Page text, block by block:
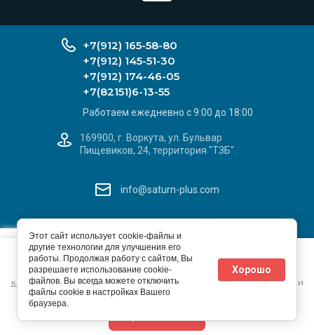
© 2026 ИП Ивашев С. Л.
Политика конфиденциальности
+7(912) 165-58-80
+7(912) 145-51-30
+7(912) 174-46-05
+7(82151)6-13-55
Работаем ежедневно с 9:00 до 18:00
169900, г. Воркута, ул. Бульвар
Пищевиков, 24, территория "ТЗБ".
info@saturn-plus.com
Добавьте наш сайт
на Ваше устройство
Этот сайт использует файлы cookie и метаданные. Продолжая
просматривать его, вы соглашаетесь на использование нами
файлов cookie и метаданных в соответствии сПолитикой
конфиденциальности(согласно категориям и целям обработки
ПД, поименованным в п. 4.3)
Этот сайт использует cookie-файлы и
другие технологии для улучшения его
работы. Продолжая работу с сайтом, Вы
разрешаете использование cookie-
файлов. Вы всегда можете отключить
файлы cookie в настройках Вашего
браузера.
Хорошо